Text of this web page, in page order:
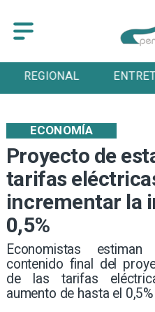
ENTRETENCIÓN
Proyecto de
tarifas
incrementar la
0,5%
Economistas
contenido final del
de las tarifas
aumento de hasta el
ECONOMÍA